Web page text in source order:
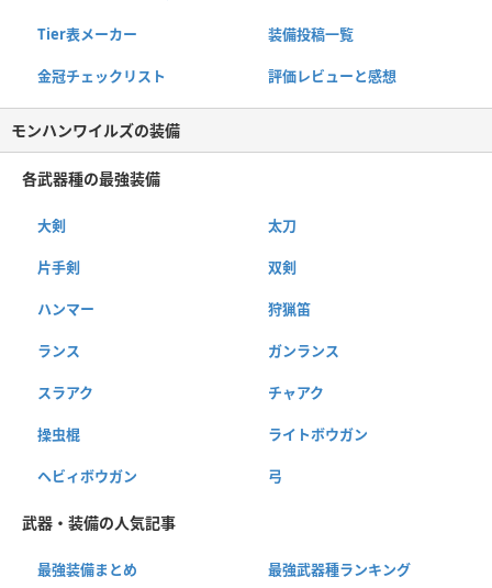
Tier表メーカー 装備投稿一覧
金冠チェックリスト 評価レビューと感想
モンハンワイルズの装備
各武器種の最強装備
大剣 太刀
片手剣 双剣
ハンマー 狩猟笛
ランス ガンランス
スラアク チャアク
操虫棍 ライトボウガン
ヘビィボウガン 弓
武器・装備の人気記事
最強装備まとめ 最強武器種ランキング